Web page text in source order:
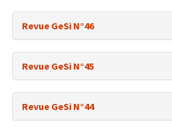
Revue GeSi N°46
Revue GeSi N°45
Revue GeSi N°44